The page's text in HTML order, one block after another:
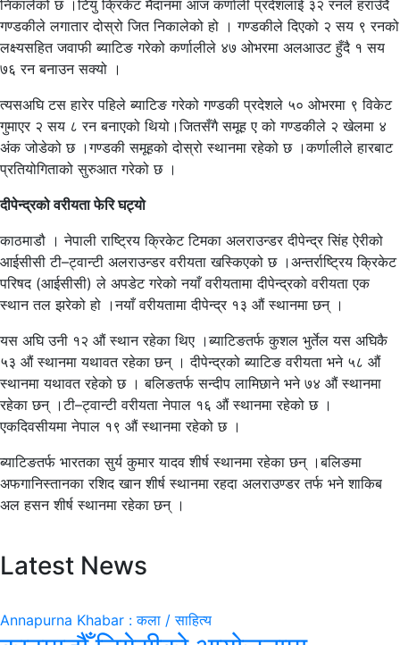
निकालेको छ ।टियु क्रिकेट मैदानमा आज कर्णाली प्रदेशलाई ३२ रनले हराउँदै
गण्डकीले लगातार दोस्रो जित निकालेको हो । गण्डकीले दिएको २ सय ९ रनको
लक्ष्यसहित जवाफी ब्याटिङ गरेको कर्णालीले ४७ ओभरमा अलआउट हुँदै १ सय
७६ रन बनाउन सक्यो ।
त्यसअघि टस हारेर पहिले ब्याटिङ गरेको गण्डकी प्रदेशले ५० ओभरमा ९ विकेट
गुमाएर २ सय ८ रन बनाएको थियो।जितसँगै समूह ए को गण्डकीले २ खेलमा ४
अंक जोडेको छ ।गण्डकी समूहको दोस्रो स्थानमा रहेको छ ।कर्णालीले हारबाट
प्रतियोगिताको सुरुआत गरेको छ ।
दीपेन्द्रको वरीयता फेरि घट्यो
काठमाडौ । नेपाली राष्ट्रिय क्रिकेट टिमका अलराउन्डर दीपेन्द्र सिंह ऐरीको
आईसीसी टी–ट्वान्टी अलराउन्डर वरीयता खस्किएको छ ।अन्तर्राष्ट्रिय क्रिकेट
परिषद (आईसीसी) ले अपडेट गरेको नयाँ वरीयतामा दीपेन्द्रको वरीयता एक
स्थान तल झरेको हो ।नयाँ वरीयतामा दीपेन्द्र १३ औं स्थानमा छन् ।
यस अघि उनी १२ औं स्थान रहेका थिए ।ब्याटिङतर्फ कुशल भुर्तेल यस अघिकै
५३ औं स्थानमा यथावत रहेका छन् । दीपेन्द्रको ब्याटिङ वरीयता भने ५८ औं
स्थानमा यथावत रहेको छ । बलिङतर्फ सन्दीप लामिछाने भने ७४ औं स्थानमा
रहेका छन् ।टी–ट्वान्टी वरीयता नेपाल १६ औं स्थानमा रहेको छ ।
एकदिवसीयमा नेपाल १९ औं स्थानमा रहेको छ ।
ब्याटिङतर्फ भारतका सुर्य कुमार यादव शीर्ष स्थानमा रहेका छन् ।बलिङमा
अफगानिस्तानका रशिद खान शीर्ष स्थानमा रहदा अलराउण्डर तर्फ भने शाकिब
अल हसन शीर्ष स्थानमा रहेका छन् ।
Latest News
Annapurna Khabar : कला / साहित्य